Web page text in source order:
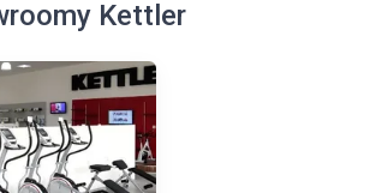
Kettler